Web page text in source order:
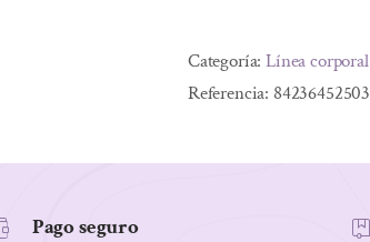
200nl
cantidad
Categoría:Línea corporal
Referencia:
Pago seguro